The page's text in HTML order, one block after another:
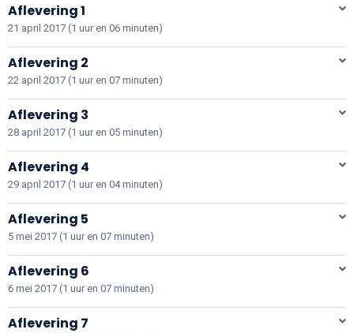
Aflevering 1
21 april 2017 (1 uur en 06 minuten)
Aflevering 2
22 april 2017 (1 uur en 07 minuten)
Aflevering 3
28 april 2017 (1 uur en 05 minuten)
Aflevering 4
29 april 2017 (1 uur en 04 minuten)
Aflevering 5
5 mei 2017 (1 uur en 07 minuten)
Aflevering 6
6 mei 2017 (1 uur en 07 minuten)
Aflevering 7